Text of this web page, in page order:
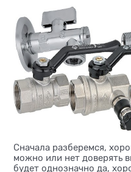
Сначала разберемся,
можно или нет доверять
будет однозначно да,